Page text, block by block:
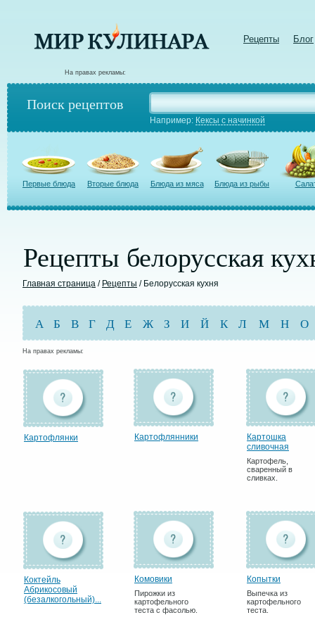
Рецепты Блог
На правах рекламы:
Поиск рецептов
Например: Кексы с начинкой
Первые блюда Вторые блюда Блюда из мяса Блюда из рыбы
Рецепты белорусская
Главная страница / Рецепты / Белорусская кухня
А Б В Г Д Е Ж З И Й К Л М Н О
На правах рекламы:
Картофлянки Картофлянники
Картошка
сливочная
Картофель,
сваренный в
сливках.
Коктейль
Абрикосовый
(безалкогольный)...
Комовики
Пирожки из
картофельного
теста с фасолью.
Копытки
Выпечка из
картофельного
теста.